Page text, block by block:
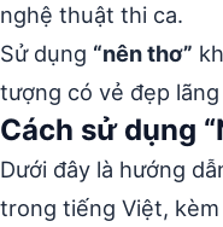
nghệ thuật thi ca.
Sử dụng “nên thơ”
tượng có vẻ đẹp
Cách sử dụng
Dưới đây là hướng
trong tiếng Việt,